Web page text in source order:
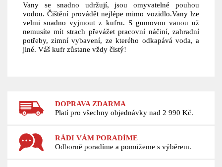
Vany se snadno udržují, jsou omyvatelné pouhou
vodou. Čištění provádět nejlépe mimo vozidlo.Vany lze
velmi snadno vyjmout z kufru. S gumovou vanou už
nemusíte mít strach převážet pracovní náčiní, zahradní
potřeby, zimní vybavení, ze kterého odkapává voda, a
jiné. Váš kufr zůstane vždy čistý!
DOPRAVA ZDARMA
Platí pro všechny objednávky nad 2 990 Kč.
RÁDI VÁM PORADÍME
Odborně poradíme a pomůžeme s výběrem.